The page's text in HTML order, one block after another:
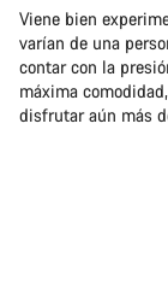
Viene bien
varían de una
contar con la
máxima
disfrutar aún más